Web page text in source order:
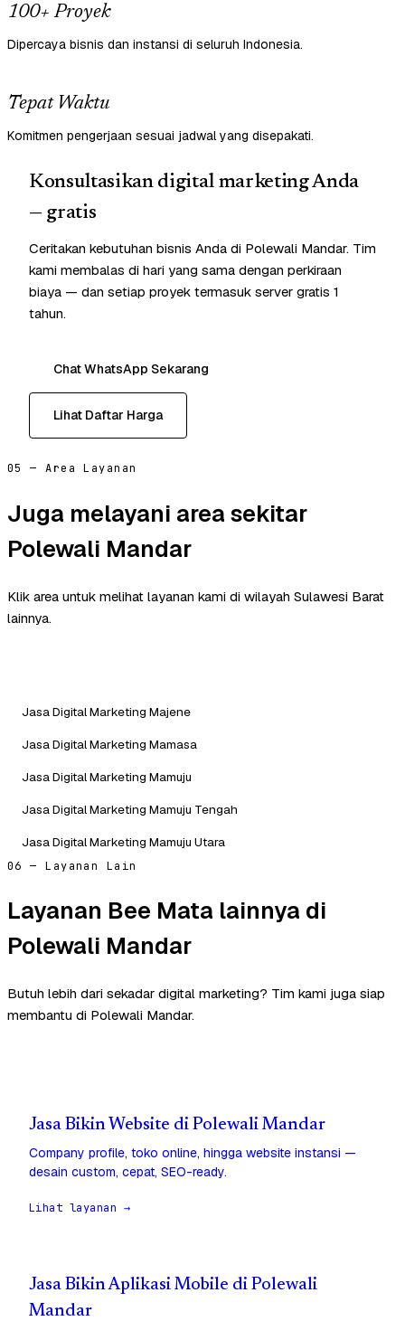
100+ Proyek
Dipercaya bisnis dan instansi di seluruh Indonesia.
Tepat Waktu
Komitmen pengerjaan sesuai jadwal yang disepakati.
Konsultasikan digital marketing Anda
— gratis
Ceritakan kebutuhan bisnis Anda di Polewali Mandar. Tim
kami membalas di hari yang sama dengan perkiraan
biaya — dan setiap proyek termasuk server gratis 1
tahun.
Chat WhatsApp Sekarang
Lihat Daftar Harga
05 — Area Layanan
Juga melayani area sekitar
Polewali Mandar
Klik area untuk melihat layanan kami di wilayah Sulawesi Barat
lainnya.
Jasa Digital Marketing Majene
Jasa Digital Marketing Mamasa
Jasa Digital Marketing Mamuju
Jasa Digital Marketing Mamuju Tengah
Jasa Digital Marketing Mamuju Utara
06 — Layanan Lain
Layanan Bee Mata lainnya di
Polewali Mandar
Butuh lebih dari sekadar digital marketing? Tim kami juga siap
membantu di Polewali Mandar.
Jasa Bikin Website di Polewali Mandar
Company profile, toko online, hingga website instansi —
desain custom, cepat, SEO-ready.
Lihat layanan →
Jasa Bikin Aplikasi Mobile di Polewali
Mandar